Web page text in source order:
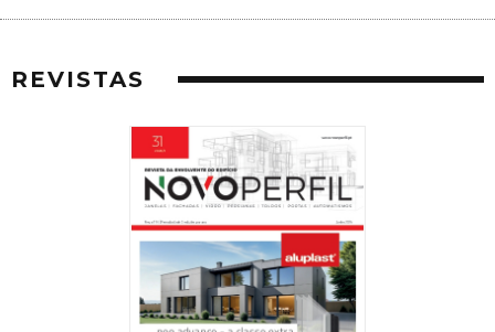
REVISTAS